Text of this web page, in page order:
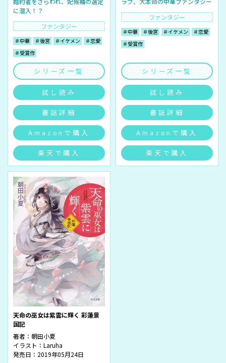
に潜入！？
ファンタジー
＃中華 ＃後宮 ＃イケメン
＃恋愛
＃受賞作
シリーズ一覧
試し読み
書誌詳細
Amazonで購入
楽天で購入
ファンタジー
＃中華 ＃後宮 ＃イケメン
＃恋愛
＃受賞作
シリーズ一覧
試し読み
書誌詳細
Amazonで購入
楽天で購入
天命の巫女は紫雲に輝く 彩蓮景
国記
著者： 朝田小夏
イラスト： Laruha
発売日：2019年05月24日